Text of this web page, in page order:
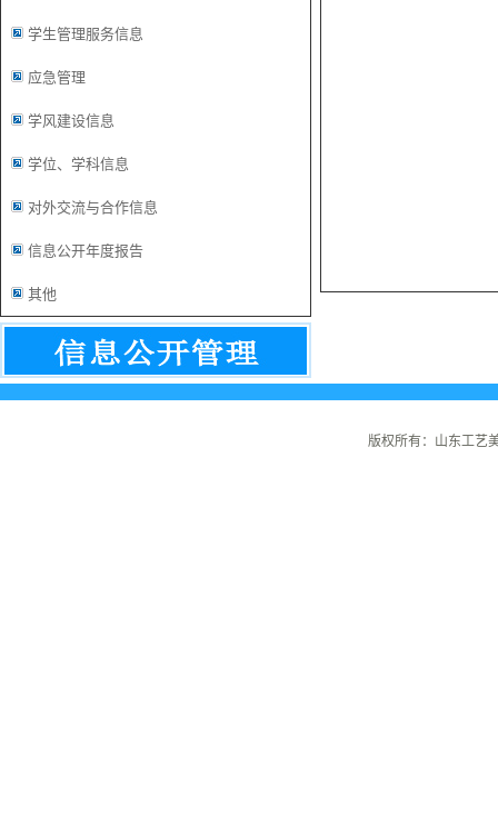
学生管理服务信息
应急管理
学风建设信息
学位、学科信息
对外交流与合作信息
信息公开年度报告
其他
版权所有：山东工艺